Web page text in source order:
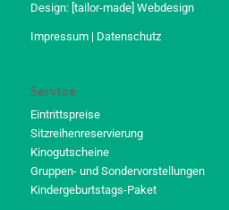
Design: [tailor-made] Webdesign
Impressum| Datenschutz
Service
Eintrittspreise
Sitzreihenreservierung
Kinogutscheine
Gruppen- und Sondervorstellungen
Kindergeburtstags-Paket